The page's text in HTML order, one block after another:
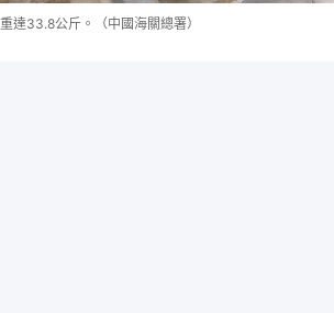
達33.8公斤。（中國海關總署）